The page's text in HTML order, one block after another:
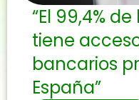
“El 99,4%
tiene
bancarios
España”